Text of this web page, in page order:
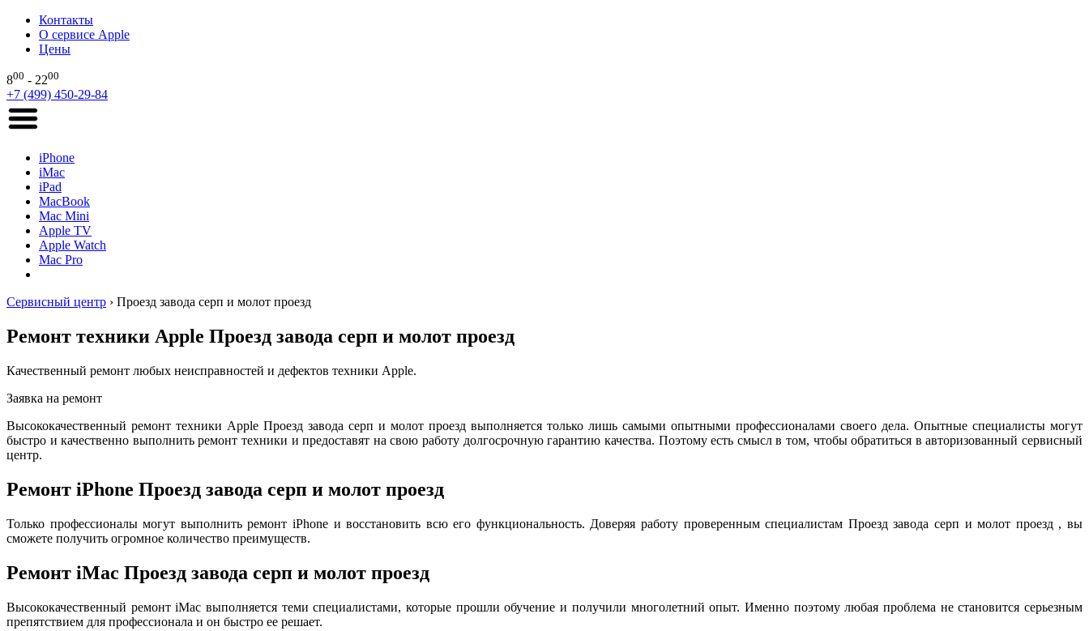
Контакты
О сервисе Apple
Цены
800 - 2200
+7 (499) 450-29-84
iPhone
iMac
iPad
MacBook
Mac Mini
Apple TV
Apple Watch
Mac Pro
Сервисный центр › Проезд завода серп и молот проезд
Ремонт техники Apple Проезд завода серп и молот проезд
Качественный ремонт любых неисправностей и дефектов техники Apple.
Заявка на ремонт
Высококачественный ремонт техники Apple Проезд завода серп и молот проезд выполняется только лишь самыми опытными профессионалами своего дела. Опытные специалисты могут
быстро и качественно выполнить ремонт техники и предоставят на свою работу долгосрочную гарантию качества. Поэтому есть смысл в том, чтобы обратиться в авторизованный сервисный
центр.
Ремонт iPhone Проезд завода серп и молот проезд
Только профессионалы могут выполнить ремонт iPhone и восстановить всю его функциональность. Доверяя работу проверенным специалистам Проезд завода серп и молот проезд , вы
сможете получить огромное количество преимуществ.
Ремонт iMac Проезд завода серп и молот проезд
Высококачественный ремонт iMac выполняется теми специалистами, которые прошли обучение и получили многолетний опыт. Именно поэтому любая проблема не становится серьезным
препятствием для профессионала и он быстро ее решает.